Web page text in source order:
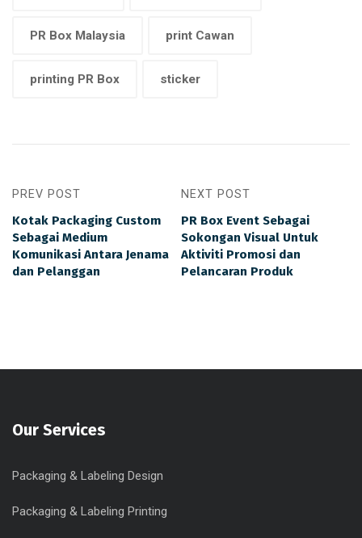
PR Box Malaysia print Cawan
printing PR Box sticker
PREV POST
Kotak Packaging Custom
Sebagai Medium
Komunikasi Antara Jenama
dan Pelanggan
NEXT POST
PR Box Event Sebagai
Sokongan Visual Untuk
Aktiviti Promosi dan
Pelancaran Produk
Our Services
Packaging & Labeling Design
Packaging & Labeling Printing